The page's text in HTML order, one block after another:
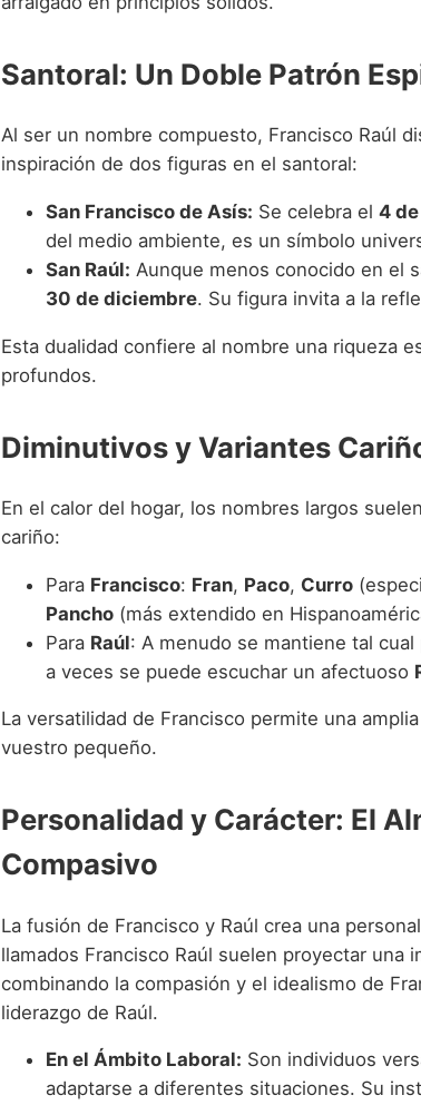
Santoral: Un Doble Patrón
Al ser un nombre compuesto, Francisco Raúl
inspiración de dos figuras en el santoral:
San Francisco de Asís: Se celebra el 4
del medio ambiente, es un símbolo
San Raúl: Aunque menos conocido en el
30 de diciembre. Su figura invita a la
Esta dualidad confiere al nombre una riqueza
profundos.
Diminutivos y Variantes
En el calor del hogar, los nombres largos
cariño:
Para Francisco: Fran, Paco, Curro
Pancho (más extendido en
Para Raúl: A menudo se mantiene tal
a veces se puede escuchar un afectuoso
La versatilidad de Francisco permite una
vuestro pequeño.
Personalidad y Carácter: El
Compasivo
La fusión de Francisco y Raúl crea una
llamados Francisco Raúl suelen proyectar una
combinando la compasión y el idealismo de
liderazgo de Raúl.
En el Ámbito Laboral: Son individuos
adaptarse a diferentes situaciones. Su